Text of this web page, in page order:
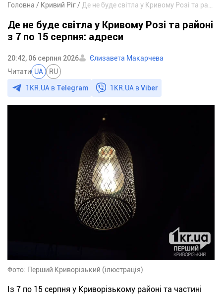
Головна Кривий Ріг
Де не буде світла у Кривому Розі та районі
з 7 по 15 серпня: адреси
20:42, 06 серпня 2026
Єлизавета Макарчева
Читати UA RU
1KR.UA в Telegram 1KR.UA вViber
Фото: Перший Криворізький (ілюстрація)
Із 7 по 15 серпня у Криворізькому районі та частині